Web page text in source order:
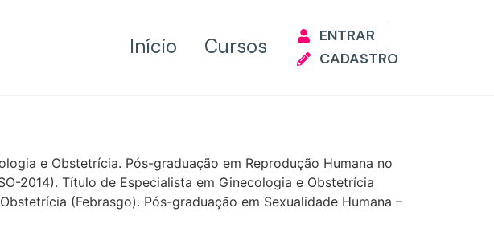
Início Cursos
ENTRAR
CADASTRO
e Obstetrícia. Pós-graduação em Reprodução Humana no
2014). Título de Especialista em Ginecologia e Obstetrícia
(Febrasgo). Pós-graduação em Sexualidade Humana –